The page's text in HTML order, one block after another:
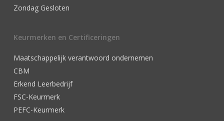
Zondag Gesloten
Keurmerken en Certificeringen
Maatschappelijk verantwoord ondernemen
CBM
Erkend Leerbedrijf
FSC-Keurmerk
PEFC-Keurmerk